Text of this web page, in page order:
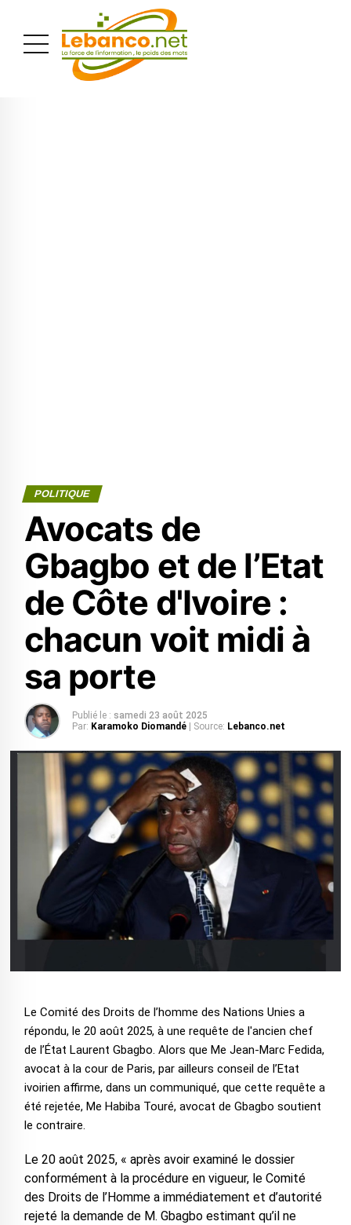
POLITIQUE
Avocats de
Gbagbo et de l’Etat
de Côte d'Ivoire :
chacun voit midi à
sa porte
Publié le : samedi 23 août 2025
Par: Karamoko Diomandé | Source: Lebanco.net
Le Comité des Droits de l’homme des Nations Unies a
répondu, le 20 août 2025, à une requête de l'ancien chef
de l’État Laurent Gbagbo. Alors que Me Jean-Marc Fedida,
avocat à la cour de Paris, par ailleurs conseil de l’Etat
ivoirien affirme, dans un communiqué, que cette requête a
été rejetée, Me Habiba Touré, avocat de Gbagbo soutient
le contraire.
Le 20 août 2025, « après avoir examiné le dossier
conformément à la procédure en vigueur, le Comité
des Droits de l’Homme a immédiatement et d’autorité
rejeté la demande de M. Gbagbo estimant qu’il ne